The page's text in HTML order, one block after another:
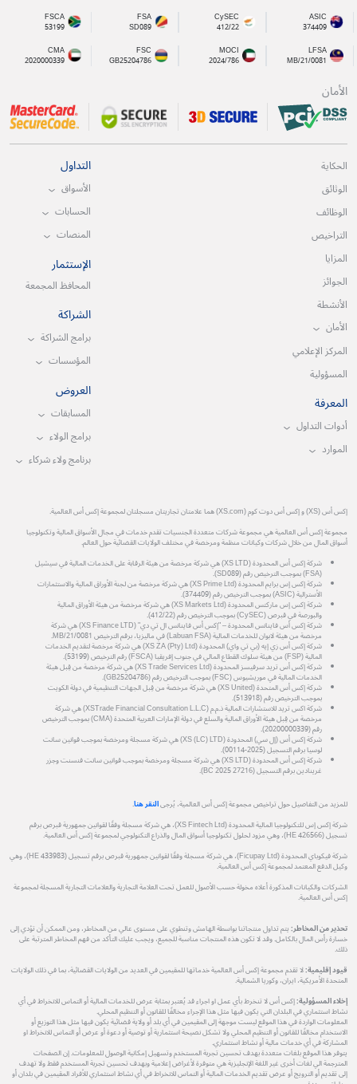
ASIC
374409
CySEC
412/22
FSA
SD089
FSCA
53199
LFSA
MB/21/0081
MOCI
2024/786
FSC
GB25204786
CMA
2020000339
الأمان
الحكاية
الوثائق
الوظائف
التراخيص
المزايا
الجوائز
الأنشطة
الأمان
المركز الإعلامي
المسؤولية
المعرفة
أدوات التداول
الموارد
التداول
الأسواق
الحسابات
المنصات
الإستثمار
المحافظ المجمعة
الشراكة
برامج الشراكة
المؤسسات
العروض
المسابقات
برامج الولاء
برنامج ولاء شركاء
إكس أس (XS) و إكس أس دوت كوم (XS.com) هما علامتان تجاريتان مسجلتان لمجموعة إكس أس العالمية.
مجموعة إكس أس العالمية هي مجموعة شركات متعددة الجنسيات تقدم خدمات في مجال الأسواق المالية وتكنولوجيا
أسواق المال من خلال شركات وكيانات منظمة ومرخصة في مختلف الولايات القضائية حول العالم.
شركة إكس أس المحدودة (XS LTD) هي شركة مرخصة من هيئة الرقابة على الخدمات المالية في سيشيل
(FSA) بموجب الترخيص رقم (SD089).
شركة إكس إس برايم المحدودة (XS Prime Ltd) هي شركة مرخصة من لجنة الأوراق المالية والاستثمارات
الأسترالية (ASIC) بموجب الترخيص رقم (374409).
شركة إكس إس ماركتس المحدودة (XS Markets Ltd) هي شركة مرخصة من هيئة الأوراق المالية
والبورصة في قبرص (CySEC) بموجب الترخيص رقم (412/22).
شركة إكس أس فاينانس المحدودة – "إكس أس فاينانس ال تي دي" (XS Finance LTD) هي شركة
مرخصة من هيئة لابوان للخدمات المالية (Labuan FSA) في ماليزيا، برقم الترخيص MB/21/0081.
شركة إكس أس زي إيه (بي تي واي) المحدودة (XS ZA (Pty) Ltd) هي شركة مرخصة لتقديم الخدمات
المالية (FSP) من هيئة سلوك القطاع المالي في جنوب إفريقيا (FSCA) رقم الترخيص (53199).
شركة إكس أس تريد سرفيسز المحدودة (XS Trade Services Ltd) هي شركة مرخصة من قِبل هيئة
الخدمات المالية في موريشيوس (FSC) بموجب الترخيص رقم (GB25204786).
شركة إكس أس المتحدة (XS United) هي شركة مرخصة من قِبل الجهات التنظيمية في دولة الكويت
بموجب الترخيص رقم (513918).
شركة اكس تريد للاستشارات المالية ذ.م.م (XSTrade Financial Consultation L.L.C) هي شركة
مرخصة من قِبل هيئة الأوراق المالية والسلع في دولة الإمارات العربية المتحدة (CMA) بموجب الترخيص
رقم (20200000339).
شركة إكس أس (إل سي) المحدودة (XS (LC) LTD) هي شركة مسجلة ومرخصة بموجب قوانين سانت
لوسيا برقم التسجيل (2025-00114).
شركة إكس أس المحدودة (XS LTD) هي شركة مسجلة ومرخصة بموجب قوانين سانت فنسنت وجزر
غرينادين برقم التسجيل (27216 BC 2025).
للمزيد من التفاصيل حول تراخيص مجموعة إكس أس العالمية، يُرجىالنقر هنا.
شركة إكس إس للتكنولوجيا المالية المحدودة (XS Fintech Ltd)، هي شركة مسجلة وفقًا لقوانين جمهورية قبرص برقم
تسجيل (HE 426566)، وهي مزود لحلول تكنولوجيا أسواق المال والذراع التكنولوجي لمجموعة إكس أس العالمية.
شركة فيكوباي المحدودة (Ficupay Ltd)، هي شركة مسجلة وفقًا لقوانين جمهورية قبرص برقم تسجيل (HE 433983)، وهي
وكيل الدفع المعتمد لمجموعة إكس أس العالمية.
الشركات والكيانات المذكورة أعلاه مخولة حسب الأصول للعمل تحت العلامة التجارية والعلامات التجارية المسجلة لمجموعة
إكس أس العالمية.
تحذير من المخاطر:يتم تداول منتجاتنا بواسطة الهامش وتنطوي على مستوى عالي من المخاطر، ومن الممكن أن تؤدي إلى
خسارة رأس المال بالكامل. وقد لا تكون هذه المنتجات مناسبة للجميع، ويجب عليك التأكد من فهم المخاطر المترتبة على
ذلك.
قيود إقليمية:لا تقدم مجموعة إكس أس العالمية خدماتها للمقيمين في العديد من الولايات القضائية، بما في ذلك الولايات
المتحدة الأمريكية، ايران، وكوريا الشمالية.
إخلاء المسؤولية:إكس أس لا تنخرط بأي عمل او اجراء قد يُعتبر بمثابة عرض للخدمات المالية أو التماس للانخراط في أي
نشاط استثماري في البلدان التي يكون فيها مثل هذا الإجراء مخالفًا للقانون أو التنظيم المحلي.
المعلومات الواردة في هذا الموقع ليست موجهة إلى المقيمين في أي بلد أو ولاية قضائية يكون فيها مثل هذا التوزيع أو
الاستخدام مخالفًا للقانون أو التنظيم المحلي ولا تشكل نصيحة استثمارية أو توصية أو دعوة أو عرض أو التماس للانخراط او
المشاركة في أي خدمات مالية أو نشاط استثماري.
يتوفر هذا الموقع بلغات متعددة بهدف تحسين تجربة المستخدم وتسهيل إمكانية الوصول للمعلومات. إن الصفحات
المترجمة الي لغات أخرى غير اللغة الإنجليزية هي متوفرة لأغراض إعلامية وبهدف تحسين تجربة المستخدم فقط ولا تهدف
إلى تقديم أو الترويج أو عرض تقديم الخدمات المالية أو التماس للانخراط في أي نشاط استثماري للأفراد المقيمين في بلدان أو